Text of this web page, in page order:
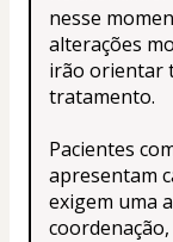
nesse
alterações
irão orientar
tratamento.
Pacientes
apresentam
exigem uma